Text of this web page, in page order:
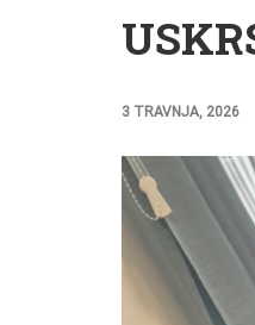
3 TRAVNJA, 2026